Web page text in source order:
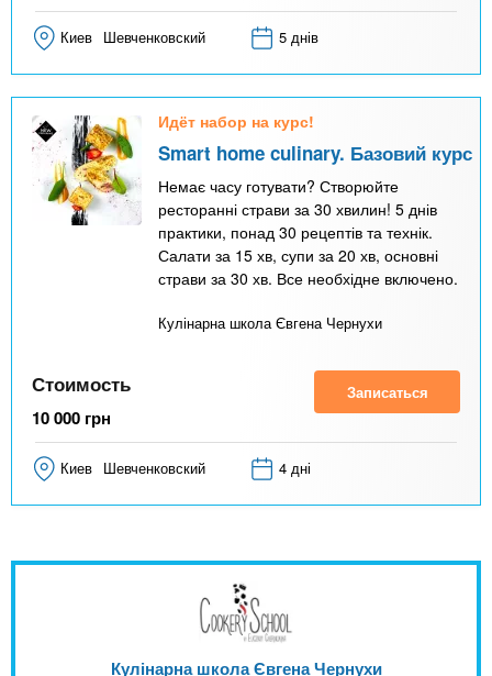
Киев Шевченковский 5 днів
Идёт набор на курс!
Smart home culinary. Базовий курс
Немає часу готувати? Створюйте
ресторанні страви за 30 хвилин! 5 днів
практики, понад 30 рецептів та технік.
Салати за 15 хв, супи за 20 хв, основні
страви за 30 хв. Все необхідне включено.
Кулінарна школа Євгена Чернухи
Стоимость
10 000 грн
Записаться
Киев Шевченковский 4 дні
Кулінарна школа Євгена Чернухи